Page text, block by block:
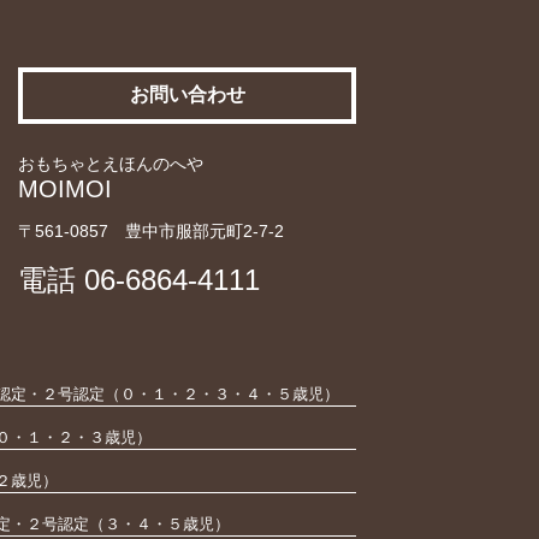
お問い合わせ
おもちゃとえほんのへや
MOIMOI
〒561-0857 豊中市服部元町2-7-2
電話 06-6864-4111
・２号認定（０・１・２・３・４・５歳児）
１・２・３歳児）
児）
２号認定（３・４・５歳児）